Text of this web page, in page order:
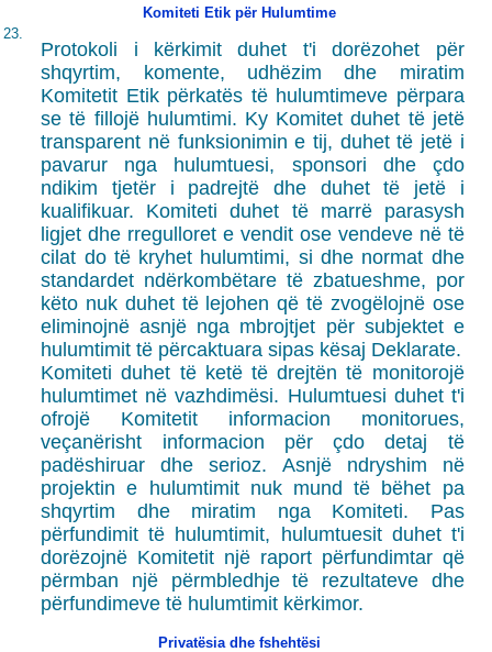
Komiteti Etik për Hulumtime
23.
Protokoli i kërkimit duhet t'i dorëzohet për
shqyrtim, komente, udhëzim dhe miratim
Komitetit Etik përkatës të hulumtimeve përpara
se të fillojë hulumtimi. Ky Komitet duhet të jetë
transparent në funksionimin e tij, duhet të jetë i
pavarur nga hulumtuesi, sponsori dhe çdo
ndikim tjetër i padrejtë dhe duhet të jetë i
kualifikuar. Komiteti duhet të marrë parasysh
ligjet dhe rregulloret e vendit ose vendeve në të
cilat do të kryhet hulumtimi, si dhe normat dhe
standardet ndërkombëtare të zbatueshme, por
këto nuk duhet të lejohen që të zvogëlojnë ose
eliminojnë asnjë nga mbrojtjet për subjektet e
hulumtimit të përcaktuara sipas kësaj Deklarate.
Komiteti duhet të ketë të drejtën të monitorojë
hulumtimet në vazhdimësi. Hulumtuesi duhet t'i
ofrojë Komitetit informacion monitorues,
veçanërisht informacion për çdo detaj të
padëshiruar dhe serioz. Asnjë ndryshim në
projektin e hulumtimit nuk mund të bëhet pa
shqyrtim dhe miratim nga Komiteti. Pas
përfundimit të hulumtimit, hulumtuesit duhet t'i
dorëzojnë Komitetit një raport përfundimtar që
përmban një përmbledhje të rezultateve dhe
përfundimeve të hulumtimit kërkimor.
Privatësia dhe fshehtësi